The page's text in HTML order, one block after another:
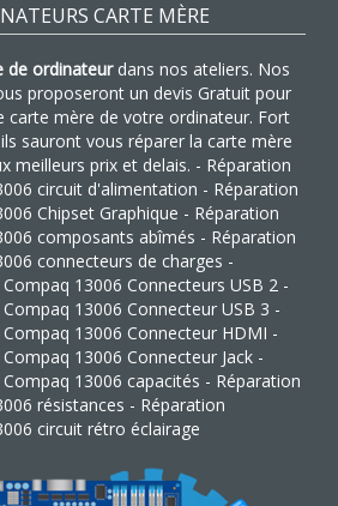
CARTE MÈRE
de ordinateurdans nos ateliers. Nos
proposeront un devis Gratuit pour
carte mère de votre ordinateur. Fort
sauront vous réparer la carte mère
meilleurs prix et delais. - Réparation
circuit d'alimentation - Réparation
Chipset Graphique - Réparation
composants abîmés - Réparation
connecteurs de charges -
13006 Connecteurs USB 2 -
13006 Connecteur USB 3 -
13006 Connecteur HDMI -
13006 Connecteur Jack -
13006 capacités - Réparation
résistances - Réparation
circuit rétro éclairage